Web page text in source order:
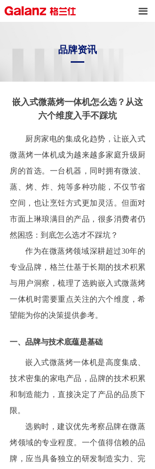
끀
嵌入式微蒸烤一体机怎么选？从这
六个维度入手不踩坑
厨房家电的集成化趋势，让嵌入式
微蒸烤一体机成为越来越多家庭升级厨
房的首选。一台机器，同时拥有微波、
蒸、烤、炸、炖等多种功能，不仅节省
空间，也让烹饪方式更加灵活。但面对
市面上琳琅满目的产品，很多消费者仍
然困惑：到底怎么选才不踩坑？
作为在微蒸烤领域深耕超过30年的
专业品牌，格兰仕基于长期的技术积累
与用户洞察，梳理了选购嵌入式微蒸烤
一体机时需要重点关注的六个维度，希
望能为你的决策提供参考。
一、品牌与技术底蕴是基础
嵌入式微蒸烤一体机是高度集成、
技术密集的家电产品，品牌的技术积累
和制造能力，直接决定了产品的品质下
限。
选购时，建议优先考察品牌在微蒸
烤领域的专业程度。一个值得信赖的品
牌，应当具备独立的研发制造实力、完
品牌资讯